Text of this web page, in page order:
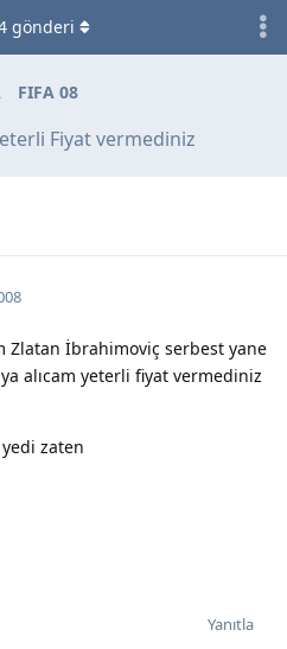
FIFA 08
Fiyat vermediniz
gönderi
Zlatan İbrahimoviç serbest yane
alıcam yeterli fiyat vermediniz
zaten
Yanıtla